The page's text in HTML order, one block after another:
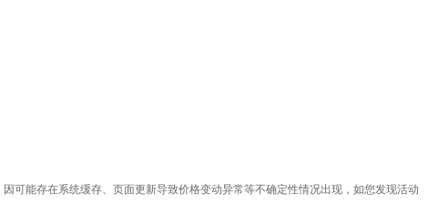
可能存在系统缓存、页面更新导致价格变动异常等不确定性情况出现，如您发现活动